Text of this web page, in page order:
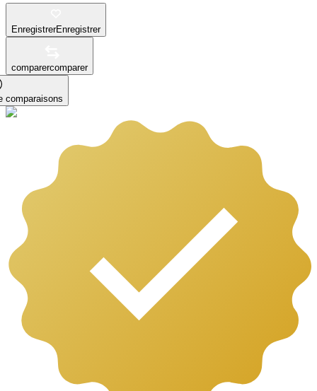
EnregistrerEnregistrer
comparercomparer
comparaisons